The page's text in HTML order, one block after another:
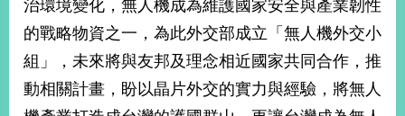
頁
網
站
導
關
於
本
治環境變化，無人機成為維護國家安全與產業韌性
的戰略物資之一，為此外交部成立「無人機外交小
組」，未來將與友邦及理念相近國家共同合作，推
動相關計畫，盼以晶片外交的實力與經驗，將無人